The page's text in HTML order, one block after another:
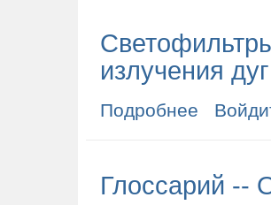
излучения
Подробнее о
Глоссарий --